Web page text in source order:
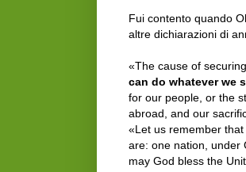
Fui contento quando
altre dichiarazioni di
«The cause of
can do whatever we
for our people, or the
abroad, and our
«Let us remember
are: one nation, under
may God bless the